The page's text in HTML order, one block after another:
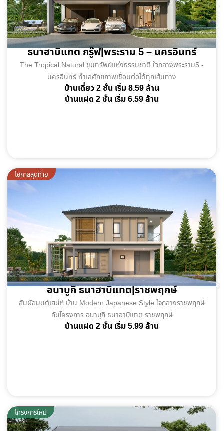
ธนาฮาบิแทต กรู๊ฟ|พระราม 5 – นครอินทร์
The Tropical Natural ขุมทรัพย์แห่งธรรมชาติ ใจกลางพระราม5 -
นครอินทร์ ทำเลศักยภาพเชื่อมต่อได้ทุกเส้นทาง
บ้านเดี่ยว 2 ชั้น เริ่ม 8.59 ล้าน
บ้านแฝด 2 ชั้น เริ่ม 6.59 ล้าน
พร้อมอยู่
โอกาสสุดท้าย
อนาบูกิ ธนาฮาบิแทต|ราชพฤกษ์
สัมผัสมนต์เสน่ห์ บ้าน Modern Japanese Style ใจกลางราชพฤกษ์
กับโครงการ อนาบูกิ ธนาฮาบิแทต ราชพฤกษ์
บ้านแฝด 2 ชั้น เริ่ม 5.99 ล้าน
โครงการใหม่